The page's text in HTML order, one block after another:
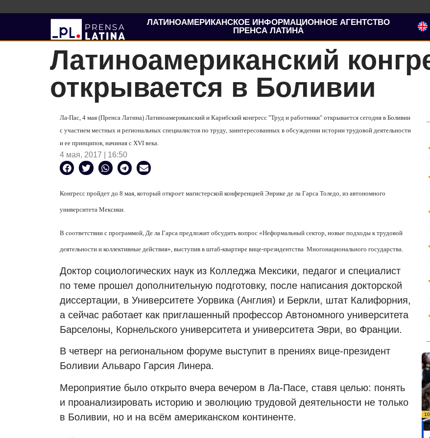
ЛАТИНОАМЕРИКАНСКОЕ ИНФОРМАЦИОННОЕ АГЕНТСТВО
ПРЕНСА ЛАТИНА
Латиноамериканский
открывается в Боливии
Ла-Пас, 4 мая (Пренса Латина) Латиноамериканский и Карибский конгресс "Труд и работники" открывается сегодня в Боливии
с участием местных и региональных специалистов по труду, заинтересованных в обсуждении истории трудовой деятельности
и ее принципов, начиная с XVI века.
4 мая, 2017 | 16:50
Конгресс пройдет до 8 мая, который откроет магистерской конференцией Энрике де ла Гарса Толедо, из автономного
университета Мексики.
В соответствии с программой, Де ла Гарса предложит обсудить вопрос «Неформальный сектор, новые подходы к трудовой
деятельности и коллективные действия», выступив в штаб-квартире вице-президентства Многонационального государства.
Доктор социологических наук из Колледжа Мексики, педагог и специалист
по теме прошел дополнительную подготовку, после написания докторской
диссертации, в Университете Уорвика (Англия) и Беркли, штат Калифорния,
а сейчас работает как приглашенный профессор Автономного университета
Барселоны, Корнельского университета и университета Эври, во Франции.
В четверг на региональном форуме выступит в прениях вице-президент
Боливии Альваро Гарсия Линера.
Мероприятие было открыто вчера вечером в Ла-Пасе, ставя целью: понять
и проанализировать историю и эволюцию трудовой деятельности не только
в Боливии, но и на всём американском континенте.